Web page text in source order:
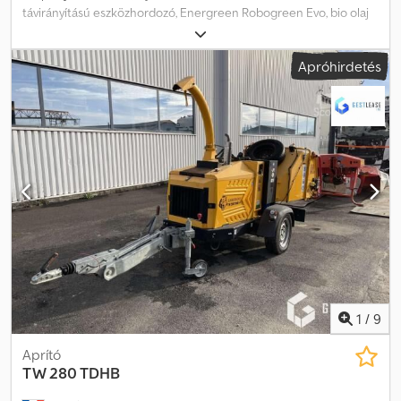
távirányítású eszközhordozó, Energreen Robogreen Evo, bio olaj
Panolin Gyártási év: 2022, 947 üzemóra, tömeg: 1200 kg, Yanmar 3
hengeres motor, teljesítmény: 28,2 kW / 38 LE, Energreen Head130
munkaeszközzel, gyártási év: 2020, fű- és bozótaprító fix fogakkal,
tömeg: 390 kg, szerszámok (fogak) száma: 32, max. rotorfordulat:
3000 ford/perc, vágási szélesség: 1,3 m, max. vágási átmérő: 100 mm,
CE. Tartalmazza: Panolin Synth 46 bioolaj-feltöltést, 3 hengeres
dízelmotor 28,2 kW (38 LE), Autec rádiós vezérlés, hidraulikus
futóműfeszítés zsírzópumpával, 2 hidraulikus segédkör, villogó,
mechanikus gyorscserélő adapterekhez, 2x hidraulikus
gyorscsatlakozó a vezetékekhez, teljes géptömeg kb. 1590 kg,
hidraulikus adagolócsappantyúval, 2x kétirányú vezérlőszelep,
Head130 fű- és bozótaprító fej, 2020, 1300 mm széles, kalapácsos
kések, CE. Dcodezd Ntfopfx Antok = További információk = Üres
tömeg: 1.590 kg Tulajdonosok száma: 1 Műszaki állapot: jó Esztétikai
állapot: jó Alvázszám: ROEV0072200373 További információért
forduljon Bernd Strackhoz.
Apróhirdetés
1 / 9
Aprító
TW 280 TDHB